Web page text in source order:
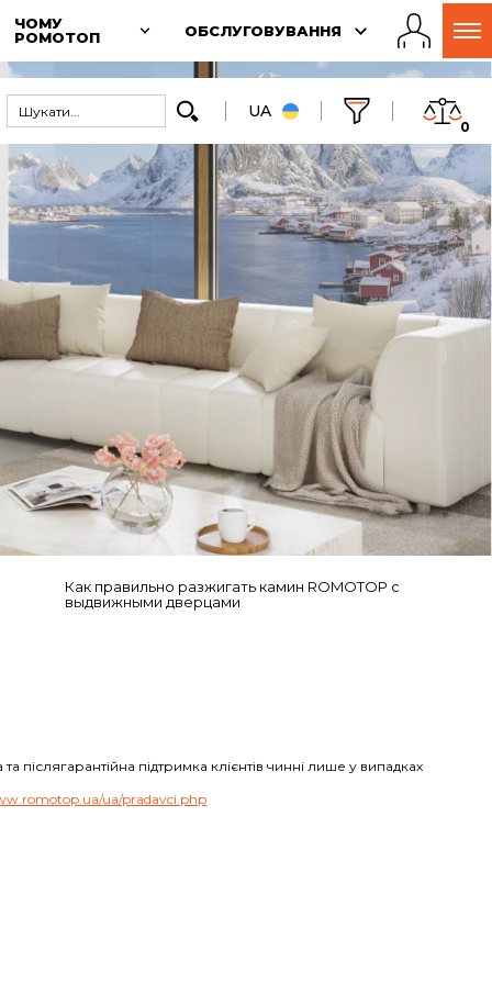
ЧОМУ
РОМОТОП
ОБСЛУГОВУВАННЯ
UA
0
Как правильно разжигать камин ROMOTOP с
выдвижными дверцами
підтримка клієнтів чинні лише у випадках
ua/pradavci.php